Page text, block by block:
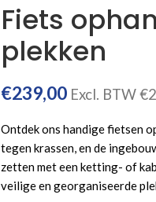
Fiets
plekken
€239,00 Excl. BTW€
Ontdek ons handige fietsen
tegen krassen, en de
zetten met een ketting- of
veilige en georganiseerde